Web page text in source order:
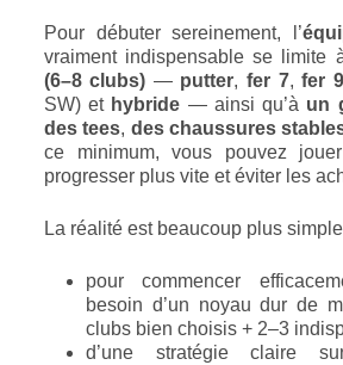
Pour débuter sereinement, l’
vraiment indispensable se limite
(6–8 clubs) — putter, fer 7,fer 9
SW) et hybride — ainsi qu’à un
des tees, des chaussures
ce minimum, vous pouvez jouer
progresser plus vite et éviter les
La réalité est beaucoup plus
pour commencer
besoin d’un noyau dur de
clubs bien choisis + 2–3
d’une stratégie claire